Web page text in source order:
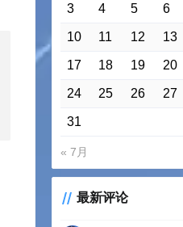
3 4 5 6
10 11 12 13
17 18 19 20
24 25 26 27
31
« 7月
最新评论